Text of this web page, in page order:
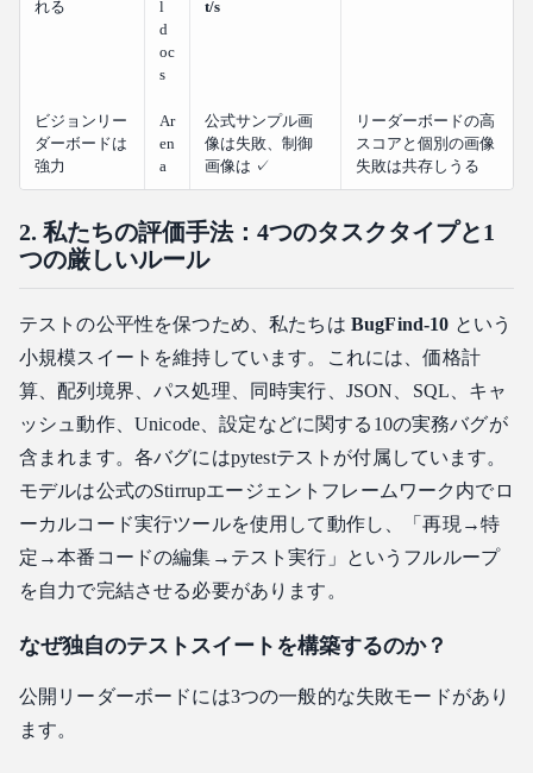
れる
l
d
oc
s
t/s
ビジョンリー
ダーボードは
強力
Ar
en
a
公式サンプル画
像は失敗、制御
画像は ✓
リーダーボードの高
スコアと個別の画像
失敗は共存しうる
2. 私たちの評価手法：4つのタスクタイプと1
つの厳しいルール
テストの公平性を保つため、私たちは BugFind-10 という
小規模スイートを維持しています。これには、価格計
算、配列境界、パス処理、同時実行、JSON、SQL、キャ
ッシュ動作、Unicode、設定などに関する10の実務バグが
含まれます。各バグにはpytestテストが付属しています。
モデルは公式のStirrupエージェントフレームワーク内でロ
ーカルコード実行ツールを使用して動作し、「再現→特
定→本番コードの編集→テスト実行」というフルループ
を自力で完結させる必要があります。
なぜ独自のテストスイートを構築するのか？
公開リーダーボードには3つの一般的な失敗モードがあり
ます。